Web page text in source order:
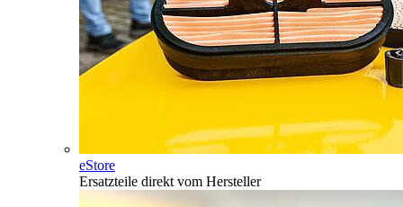
eStore
Ersatzteile direkt vom Hersteller